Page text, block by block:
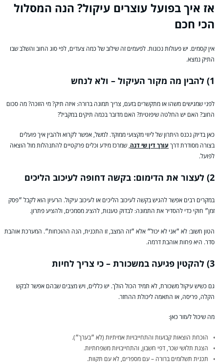
אז איך בפועל עוצרים עיקול? הנה המסלול
הכי חכם
אין קסמים. יש פעולות נכונות. לפעמים זה שילוב של כמה צעדים, לפי סוג החוב והשלב שבו
התיק נמצא.
1) להבין מה מקור העיקול – ולא לנחש
לפני שמגישים משהו או מתקשרים בזעם, צריך תמונה ברורה: איזה תיק? מי הזוכה? מה סכום
החוב? האם יש החלטה שיפוטית? האם מדובר בכמה תיקים במקביל?
כאן בדיוק נכנס היתרון של ליווי מקצועי ממוקד. למשל, אפשר לקרוא ולהבין איך פועלים
בצורה מסודרת דרך עורך דין שי דנה, שמרכז מידע וכלים פרקטיים להתנהלות מול הוצאה
לפועל.
2) לעצור את הדימום: בקשה דחופה לעיכוב הליכים
במקרים רבים אפשר להגיש בקשה לעיכוב הליכים או לעיכוב עיקול. הרעיון הוא לקבל ״פסק
זמן״ חוקי כדי להסדיר את התמונה: לבדוק טענות, להציג מסמכים, ולהציע פתרון.
הטון חשוב: לא ״אני לא יכול״ אלא ״זה המצב, זו התכנית, הנה ההוכחות״. המערכת אוהבת
סדר. היא פחות אוהבת דרמה.
3) להקטין פגיעה במשכורת – כי צריך לחיות
גם כשיש עיקול משכורת, לא תמיד הכול הולך. יש כללים, ויש מצבים שבהם אפשר לבקש
הקלה, פריסה, או התאמה ליכולת ההחזר.
מה שיכול לעזור כאן:
הוכחת הוצאות קבועות והתחייבויות אמיתיות (לא ״בערך״).
הצגת תלושי שכר, דפי חשבון, והתחייבויות משפחתיות.
תכנית תשלומים ברורה – עם מספרים, לא עם תקוות.